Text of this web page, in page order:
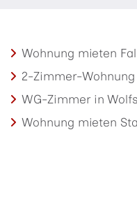
Wohnung mieten
2-Zimmer-
WG-Zimmer in
Wohnung mieten